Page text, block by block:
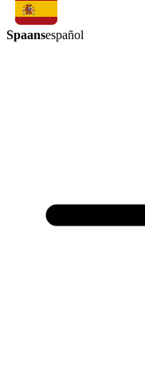
Spaansespañol